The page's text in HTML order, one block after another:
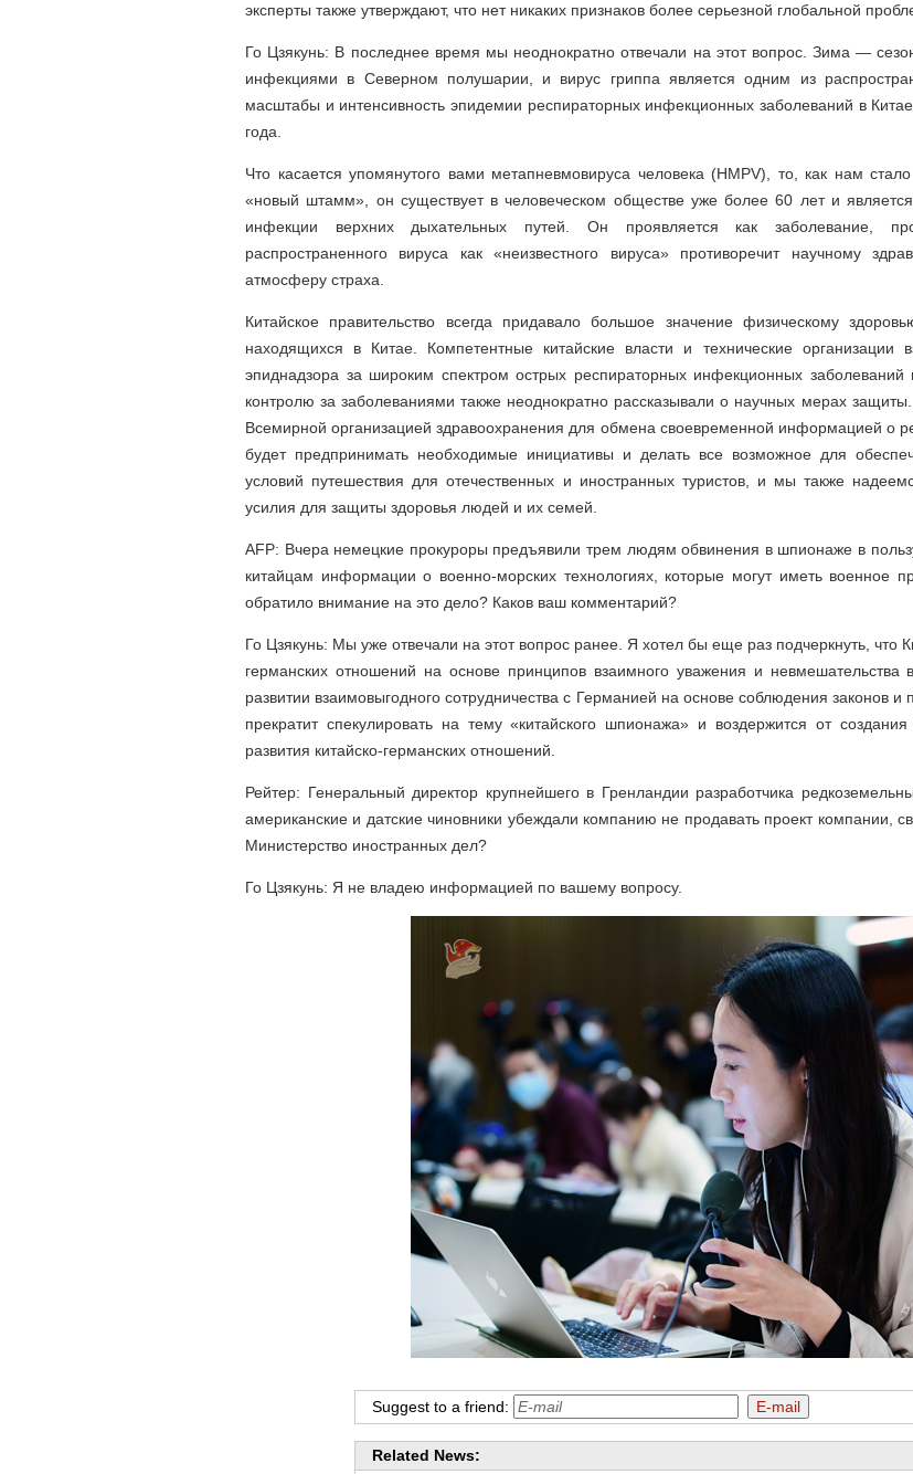
эксперты также утверждают, что нет никаких признаков более серьезной глобальной
Го Цзякунь: В последнее время мы неоднократно отвечали на этот вопрос. Зима —
инфекциями в Северном полушарии, и вирус гриппа является одним из
масштабы и интенсивность эпидемии респираторных инфекционных заболеваний в
года.
Что касается упомянутого вами метапневмовируса человека (HMPV), то, как нам
«новый штамм», он существует в человеческом обществе уже более 60 лет и
инфекции верхних дыхательных путей. Он проявляется как заболевание,
распространенного вируса как «неизвестного вируса» противоречит научному
атмосферу страха.
Китайское правительство всегда придавало большое значение физическому
находящихся в Китае. Компетентные китайские власти и технические
эпиднадзора за широким спектром острых респираторных инфекционных
контролю за заболеваниями также неоднократно рассказывали о научных мерах
Всемирной организацией здравоохранения для обмена своевременной информацией о
будет предпринимать необходимые инициативы и делать все возможное для
условий путешествия для отечественных и иностранных туристов, и мы также
усилия для защиты здоровья людей и их семей.
AFP: Вчера немецкие прокуроры предъявили трем людям обвинения в шпионаже в
китайцам информации о военно-морских технологиях, которые могут иметь военное
обратило внимание на это дело? Каков ваш комментарий?
Го Цзякунь: Мы уже отвечали на этот вопрос ранее. Я хотел бы еще раз подчеркнуть, что
германских отношений на основе принципов взаимного уважения и невмешательства
развитии взаимовыгодного сотрудничества с Германией на основе соблюдения законов
прекратит спекулировать на тему «китайского шпионажа» и воздержится от
развития китайско-германских отношений.
Рейтер: Генеральный директор крупнейшего в Гренландии разработчика
американские и датские чиновники убеждали компанию не продавать проект компании,
Министерство иностранных дел?
Го Цзякунь: Я не владею информацией по вашему вопросу.
Suggest to a friend:
Related News: